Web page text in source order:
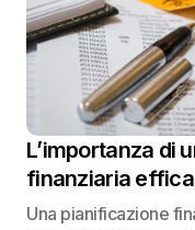
L’importanza di
finanziaria
Una pianificazione